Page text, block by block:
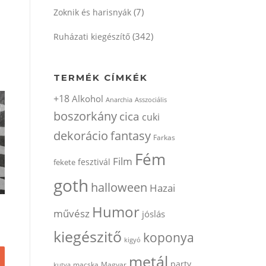
Ennek
Zoknik és harisnyák (7)
Ruházati kiegészítő (342)
TERMÉK CÍMKÉK
+18 Alkohol Anarchia Asszociális
boszorkánycica cuki
dekoráciofantasy Farkas
fekete fesztivál Film Fém
goth halloween Hazai
művész Humor jóslás
kiegészitő kigyó koponya
metál